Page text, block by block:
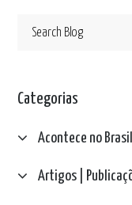
Categorias
Acontece no Brasil
Artigos |